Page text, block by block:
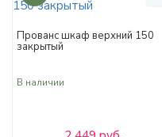
Прованс шкаф верхний 150
закрытый
В наличии